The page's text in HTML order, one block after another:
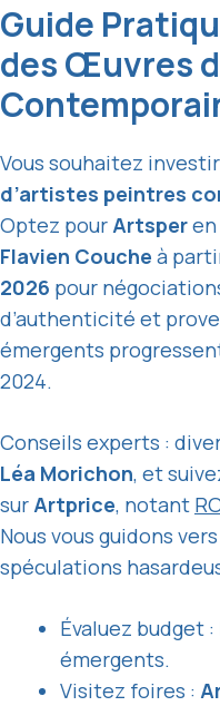
Guide
des Œuvres
Vous souhaitez
d’artistes peintres
Optez pourArtsper
Flavien Couche à
2026 pour
d’authenticité et
émergents
2024.
Conseils experts :
Léa Morichon, et
surArtprice, notant
Nous vous guidons
spéculations
Évaluez budget
émergents.
Visitez foires :